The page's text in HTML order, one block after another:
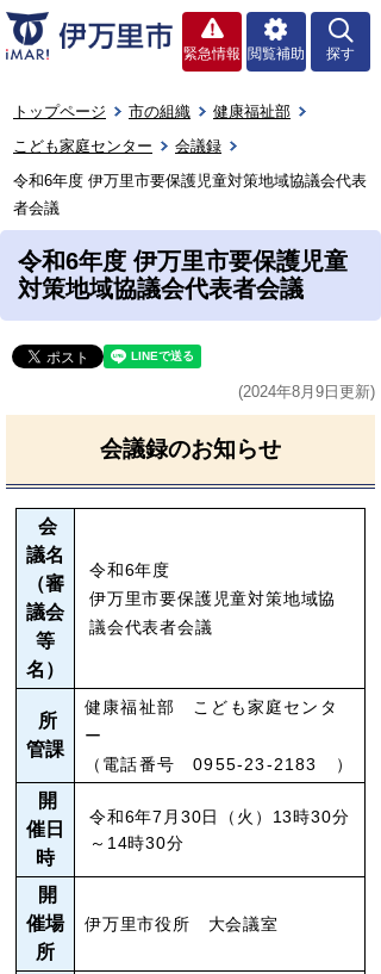
緊急情報 閲覧補助 探す
トップページ 市の組織
健康福祉部
こども家庭センター
会議録
令和6年度 伊万里市要保護児童対策地域協議会代表
者会議
令和6年度 伊万里市要保護児童
対策地域協議会代表者会議
(2024年8月9日更新)
会議録のお知らせ
会
議名
（審
議会
等
名）
令和6年度
伊万里市要保護児童対策地域協
議会代表者会議
所
管課
健康福祉部 こども家庭センタ
ー
（電話番号 0955‐23‐2183 ）
開
催日
時
令和6年7月30日（火）13時30分
～14時30分
開
催場
所
伊万里市役所 大会議室